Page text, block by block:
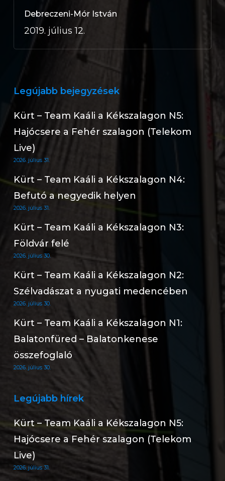
Debreczeni-Mór István
2019. július 12.
Legújabb bejegyzések
Kürt – Team Kaáli a Kékszalagon N5:
Hajócsere a Fehér szalagon (Telekom
Live)
2026. július 31.
Kürt – Team Kaáli a Kékszalagon N4:
Befutó a negyedik helyen
2026. július 31.
Kürt – Team Kaáli a Kékszalagon N3:
Földvár felé
2026. július 30.
Kürt – Team Kaáli a Kékszalagon N2:
Szélvadászat a nyugati medencében
2026. július 30.
Kürt – Team Kaáli a Kékszalagon N1:
Balatonfüred – Balatonkenese
összefoglaló
2026. július 30.
Legújabb hírek
Kürt – Team Kaáli a Kékszalagon N5:
Hajócsere a Fehér szalagon (Telekom
Live)
2026. július 31.